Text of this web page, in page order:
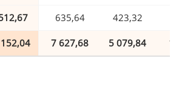
635,64 423,32
7 627,68 5 079,84 1